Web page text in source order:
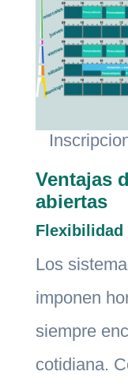
Ventajas
abiertas
Flexibilidad
Los
imponen
siempre
cotidiana.